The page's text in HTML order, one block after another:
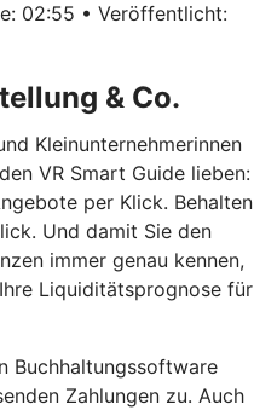
02:55 • Veröffentlicht:
& Co.
Kleinunternehmerinnen
VR Smart Guide lieben:
per Klick. Behalten
Und damit Sie den
immer genau kennen,
Liquiditätsprognose für
Buchhaltungssoftware
Zahlungen zu. Auch